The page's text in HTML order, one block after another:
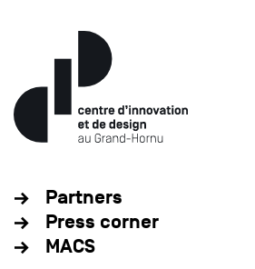
Partners
Press corner
MACS